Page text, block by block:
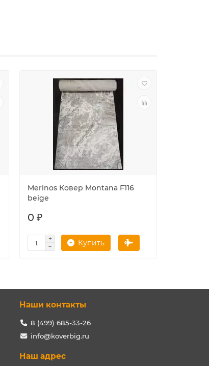
Merinos Ковер Montana F116
beige
0 ₽
Купить
Наши контакты
8 (499) 685-33-26
info@koverbig.ru
Наш адрес